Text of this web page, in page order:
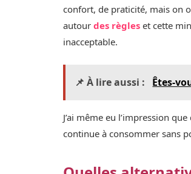
confort, de praticité, mais on
autourdes règles et cette
inacceptable.
📌 À lire aussi : Êtes-
J’ai même eu l’impression
continue à consommer sans